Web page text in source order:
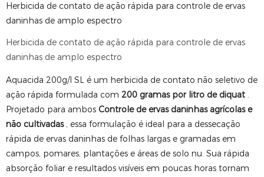
Herbicida de contato de ação rápida para controle de ervas
daninhas de amplo espectro
Herbicida de contato de ação rápida para controle de ervas
daninhas de amplo espectro
Aquacida 200g/l SL é um herbicida de contato não seletivo de
ação rápida formulada com 200 gramas por litro de diquat .
Projetado para ambos Controle de ervas daninhas agrícolas e
não cultivadas , essa formulação é ideal para a dessecação
rápida de ervas daninhas de folhas largas e gramadas em
campos, pomares, plantações e áreas de solo nu. Sua rápida
absorção foliar e resultados visíveis em poucas horas tornam